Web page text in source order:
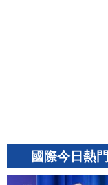
國際今日熱門